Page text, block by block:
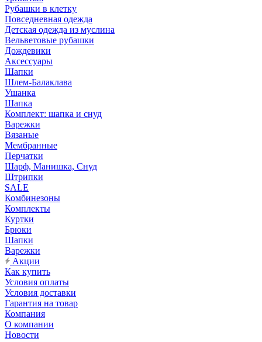
Рубашки в клетку
Повседневная одежда
Детская одежда из муслина
Вельветовые рубашки
Дождевики
Аксессуары
Шапки
Шлем-Балаклава
Ушанка
Шапка
Комплект: шапка и снуд
Варежки
Вязаные
Мембранные
Перчатки
Шарф, Манишка, Снуд
Штрипки
SALE
Комбинезоны
Комплекты
Куртки
Брюки
Шапки
Варежки
Акции
Как купить
Условия оплаты
Условия доставки
Гарантия на товар
Компания
О компании
Новости